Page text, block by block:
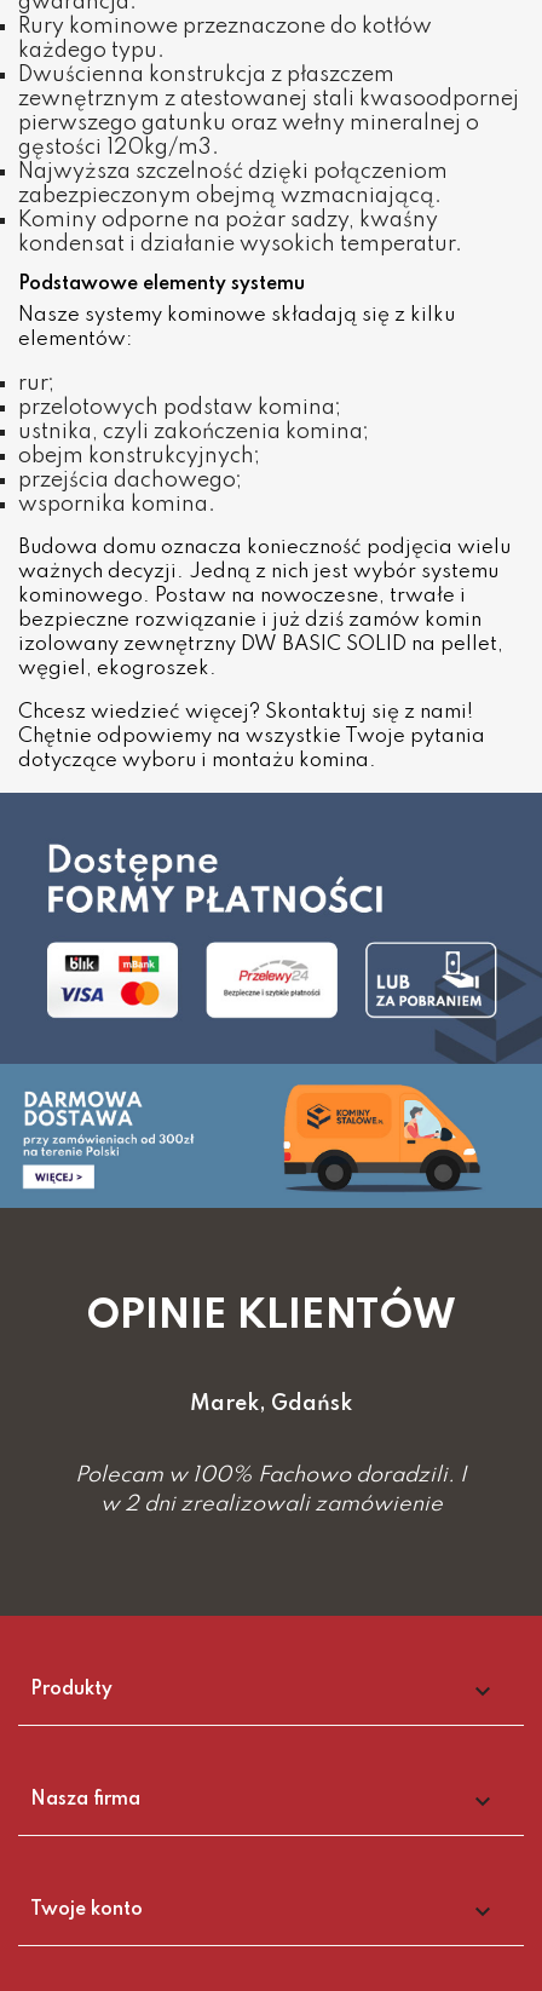
Rury kominowe przeznaczone do kotłów
każdego typu.
Dwuścienna konstrukcja z płaszczem
zewnętrznym z atestowanej stali kwasoodpornej
pierwszego gatunku oraz wełny mineralnej o
gęstości 120kg/m3.
Najwyższa szczelność dzięki połączeniom
zabezpieczonym obejmą wzmacniającą.
Kominy odporne na pożar sadzy, kwaśny
kondensat i działanie wysokich temperatur.
Podstawowe elementy systemu
Nasze systemy kominowe składają się z kilku
elementów:
rur;
przelotowych podstaw komina;
ustnika, czyli zakończenia komina;
obejm konstrukcyjnych;
przejścia dachowego;
wspornika komina.
Budowa domu oznacza konieczność podjęcia wielu
ważnych decyzji. Jedną z nich jest wybór systemu
kominowego. Postaw na nowoczesne, trwałe i
bezpieczne rozwiązanie i już dziś zamów komin
izolowany zewnętrzny DW BASIC SOLID na pellet,
węgiel, ekogroszek.
Chcesz wiedzieć więcej? Skontaktuj się z nami!
Chętnie odpowiemy na wszystkie Twoje pytania
dotyczące wyboru i montażu komina.
OPINIE KLIENTÓW
Marek, Gdańsk
Polecam w 100% Fachowo doradzili. I
w 2 dni zrealizowali zamówienie
Produkty 
Nasza firma 
Twoje konto 